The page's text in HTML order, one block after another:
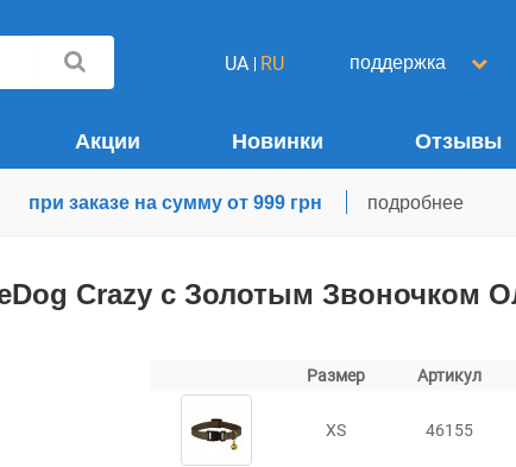
UA RU поддержка
Акции Новинки Отзывы
при заказе на сумму от 999 грн подробнее
Crazy с Золотым Звоночком
Размер Артикул
XS 46155